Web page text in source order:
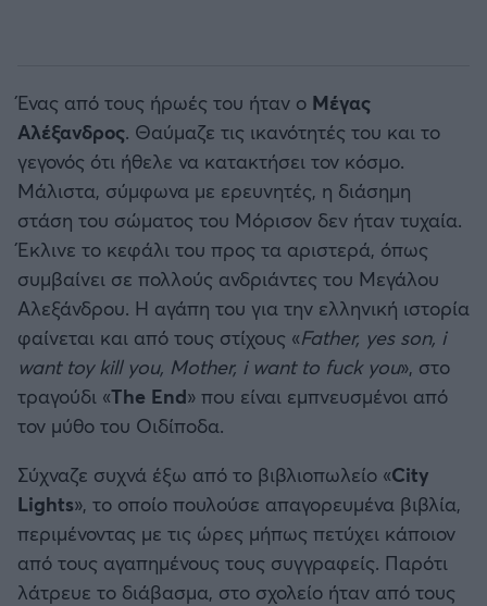
Ένας από τους ήρωές του ήταν ο Μέγας
Αλέξανδρος. Θαύμαζε τις ικανότητές του και το
γεγονός ότι ήθελε να κατακτήσει τον κόσμο.
Μάλιστα, σύμφωνα με ερευνητές, η διάσημη
στάση του σώματος του Μόρισον δεν ήταν τυχαία.
Έκλινε το κεφάλι του προς τα αριστερά, όπως
συμβαίνει σε πολλούς ανδριάντες του Μεγάλου
Αλεξάνδρου. Η αγάπη του για την ελληνική ιστορία
φαίνεται και από τους στίχους «Father, yes son, i
want toy kill you, Mother, i want to fuck you», στο
τραγούδι «The End» που είναι εμπνευσμένοι από
τον μύθο του Οιδίποδα.
Σύχναζε συχνά έξω από το βιβλιοπωλείο «City
Lights», το οποίο πουλούσε απαγορευμένα βιβλία,
περιμένοντας με τις ώρες μήπως πετύχει κάποιον
από τους αγαπημένους τους συγγραφείς. Παρότι
λάτρευε το διάβασμα, στο σχολείο ήταν από τους